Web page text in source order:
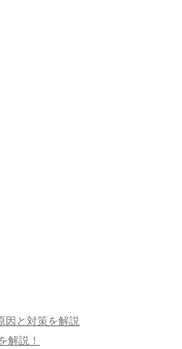
因と対策を解説
解説！